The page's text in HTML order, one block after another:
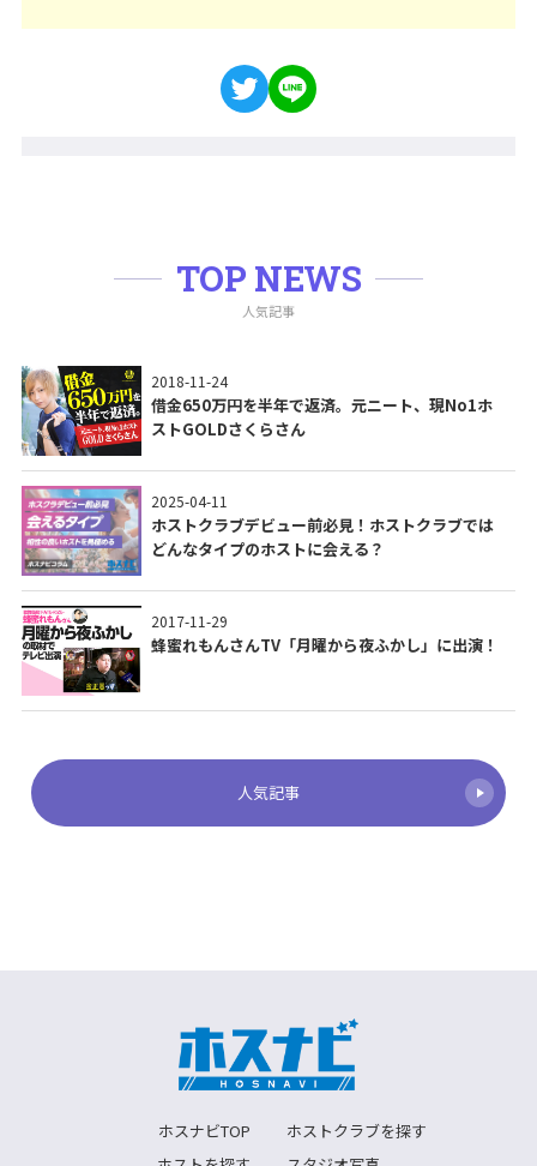
TOP NEWS
人気記事
2018-11-24
借金650万円を半年で返済。元ニート、現No1ホ
ストGOLDさくらさん
2025-04-11
ホストクラブデビュー前必見！ホストクラブでは
どんなタイプのホストに会える？
2017-11-29
蜂蜜れもんさんTV「月曜から夜ふかし」に出演！
人気記事
ホスナビTOP
ホストクラブを探す